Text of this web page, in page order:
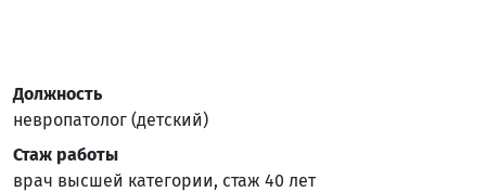
Должность
невропатолог (детский)
Стаж работы
врач высшей категории, стаж 40 лет